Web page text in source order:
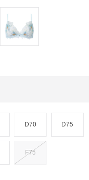
D70 D75
F75